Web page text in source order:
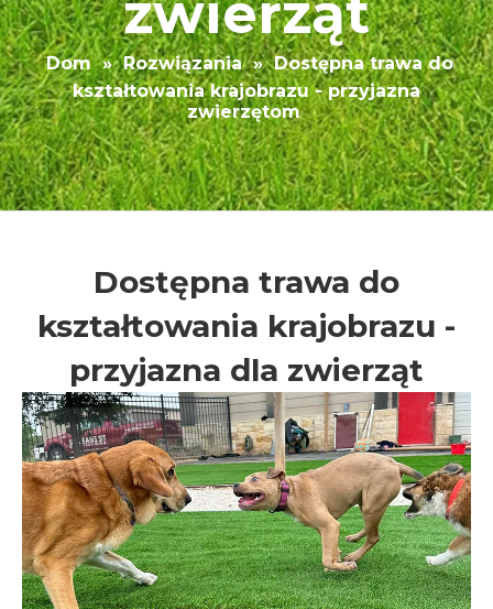
zwierząt
Dom » Rozwiązania » Dostępna trawa do
kształtowania krajobrazu - przyjazna
zwierzętom
Dostępna trawa do
kształtowania krajobrazu -
przyjazna dla zwierząt